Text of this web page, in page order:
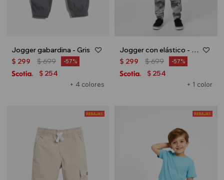
Jogger gabardina - Gris
+ 4 colores
$ 299 $699 57
$ 254
Jogger con elástico - Verde militar
+ 1 color
$ 299 $699 57
$ 254